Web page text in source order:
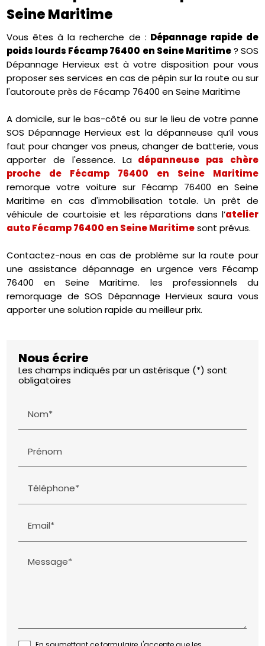
Seine Maritime
Vous êtes à la recherche de : Dépannage rapide de
poids lourds Fécamp 76400 en Seine Maritime? SOS
Dépannage Hervieux est à votre disposition pour vous
proposer ses services en cas de pépin sur la route ou sur
l'autoroute près de Fécamp 76400 en Seine Maritime
A domicile, sur le bas-côté ou sur le lieu de votre panne
SOS Dépannage Hervieux est la dépanneuse qu’il vous
faut pour changer vos pneus, changer de batterie, vous
apporter de l'essence. Ladépanneuse pas chère
proche de Fécamp 76400 en Seine Maritime
remorque votre voiture sur Fécamp 76400 en Seine
Maritime en cas d'immobilisation totale. Un prêt de
véhicule de courtoisie et les réparations dans l’atelier
auto Fécamp 76400 en Seine Maritimesont prévus.
Contactez-nous en cas de problème sur la route pour
une assistance dépannage en urgence vers Fécamp
76400 en Seine Maritime. les professionnels du
remorquage de SOS Dépannage Hervieux saura vous
apporter une solution rapide au meilleur prix.
Nous écrire
Les champs indiqués par un astérisque (*) sont
obligatoires
Nom*
Prénom
Téléphone*
Email*
Message*